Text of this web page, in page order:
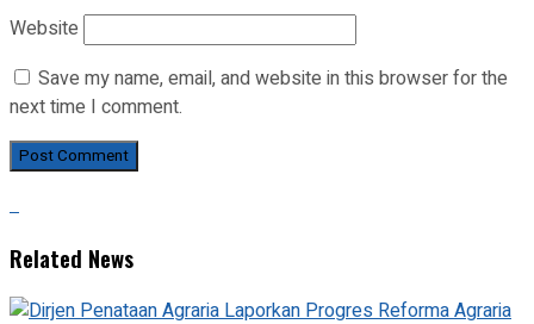
Website
Save my name, email, and website in this browser for the
next time I comment.
Related News